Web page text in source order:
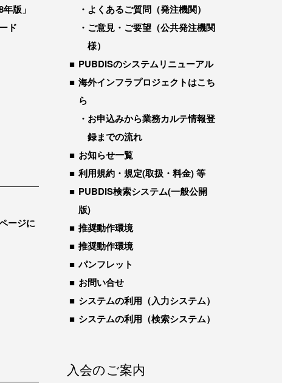
版」
ド
ージに
よくあるご質問（発注機関）
ご意見・ご要望（公共発注機関
様）
PUBDISのシステムリニューアル
海外インフラプロジェクトはこち
ら
お申込みから業務カルテ情報登
録までの流れ
お知らせ一覧
利用規約・規定(取扱・料金) 等
PUBDIS検索システム(一般公開
版)
推奨動作環境
推奨動作環境
パンフレット
お問い合せ
システムの利用（入力システム）
システムの利用（検索システム）
入会のご案内